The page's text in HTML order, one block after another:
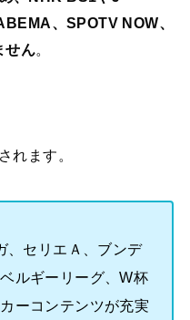
、SPOTV NOW、
せん。
されます。
、セリエＡ、ブンデ
ルギーリーグ、W杯
ーコンテンツが充実